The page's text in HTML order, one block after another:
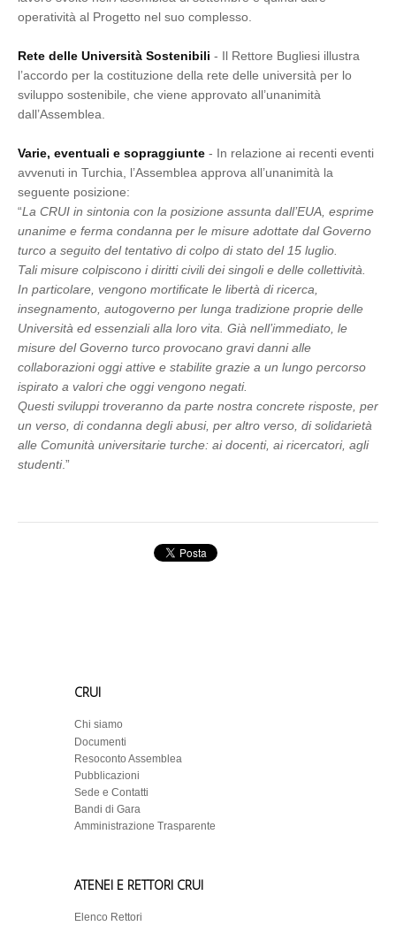
operatività al Progetto nel suo complesso.
Rete delle Università Sostenibili - Il Rettore Bugliesi illustra
l’accordo per la costituzione della rete delle università per lo
sviluppo sostenibile, che viene approvato all’unanimità
dall’Assemblea.
Varie, eventuali e sopraggiunte - In relazione ai recenti eventi
avvenuti in Turchia, l’Assemblea approva all’unanimità la
seguente posizione:
“La CRUI in sintonia con la posizione assunta dall’EUA, esprime
unanime e ferma condanna per le misure adottate dal Governo
turco a seguito del tentativo di colpo di stato del 15 luglio.
Tali misure colpiscono i diritti civili dei singoli e delle collettività.
In particolare, vengono mortificate le libertà di ricerca,
insegnamento, autogoverno per lunga tradizione proprie delle
Università ed essenziali alla loro vita. Già nell’immediato, le
misure del Governo turco provocano gravi danni alle
collaborazioni oggi attive e stabilite grazie a un lungo percorso
ispirato a valori che oggi vengono negati.
Questi sviluppi troveranno da parte nostra concrete risposte, per
un verso, di condanna degli abusi, per altro verso, di solidarietà
alle Comunità universitarie turche: ai docenti, ai ricercatori, agli
studenti.”
CRUI
Chi siamo
Documenti
Resoconto Assemblea
Pubblicazioni
Sede e Contatti
Bandi di Gara
Amministrazione Trasparente
ATENEI E RETTORI CRUI
Elenco Rettori